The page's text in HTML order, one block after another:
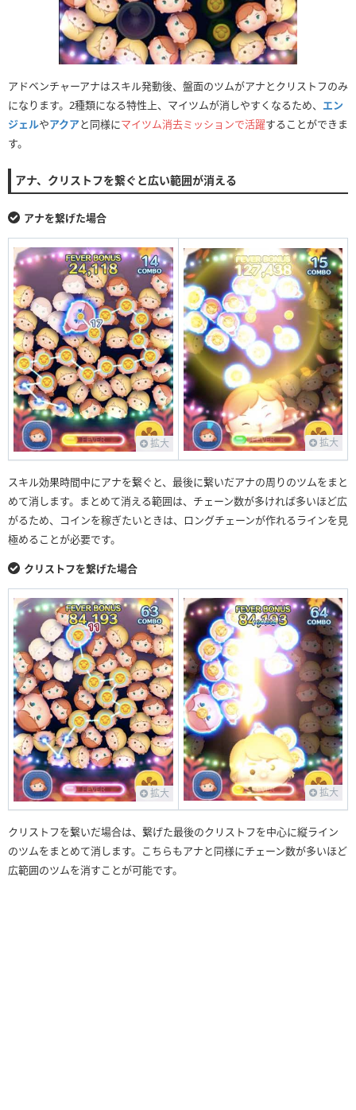
アドベンチャーアナはスキル発動後、盤面のツムがアナとクリストフのみ
になります。2種類になる特性上、マイツムが消しやすくなるため、 エン
ジェルやアクアと同様にマイツム消去ミッションで活躍することができま
す。
アナ、クリストフを繋ぐと広い範囲が消える
アナを繋げた場合
拡大 拡大
スキル効果時間中にアナを繋ぐと、最後に繋いだアナの周りのツムをまと
めて消します。まとめて消える範囲は、チェーン数が多ければ多いほど広
がるため、コインを稼ぎたいときは、ロングチェーンが作れるラインを見
極めることが必要です。
クリストフを繋げた場合
拡大 拡大
クリストフを繋いだ場合は、繋げた最後のクリストフを中心に縦ライン
のツムをまとめて消します。こちらもアナと同様にチェーン数が多いほど
広範囲のツムを消すことが可能です。